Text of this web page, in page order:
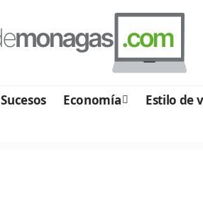
Sucesos Economía Estilo de